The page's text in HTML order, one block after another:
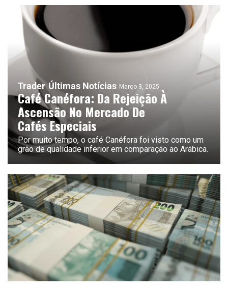
Trader Últimas Notícias Março 3, 2025
Café Canéfora: Da Rejeição À
Ascensão No Mercado De
Cafés Especiais
Por muito tempo, o café Canéfora foi visto como um
grão de qualidade inferior em comparação ao Arábica.